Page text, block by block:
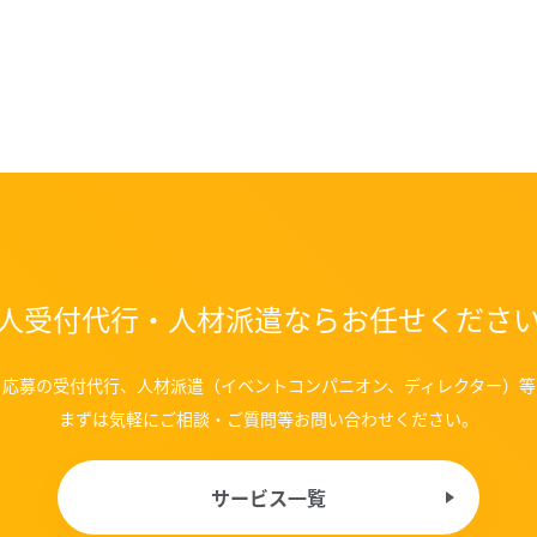
受付代行・人材派遣ならお任せくださ
応募の受付代行、 人材派遣（イベントコンパニオン、ディレクター）等
まずは気軽にご相談・ご質問等お問い合わせください。
サービス一覧